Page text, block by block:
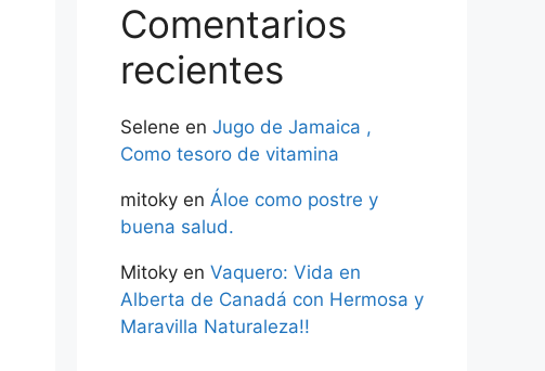
Comentarios
recientes
Selene en Jugo de Jamaica ,
Como tesoro de vitamina
mitoky en Áloe como postre y
buena salud.
Mitoky en Vaquero: Vida en
Alberta de Canadá con Hermosa y
Maravilla Naturaleza!!